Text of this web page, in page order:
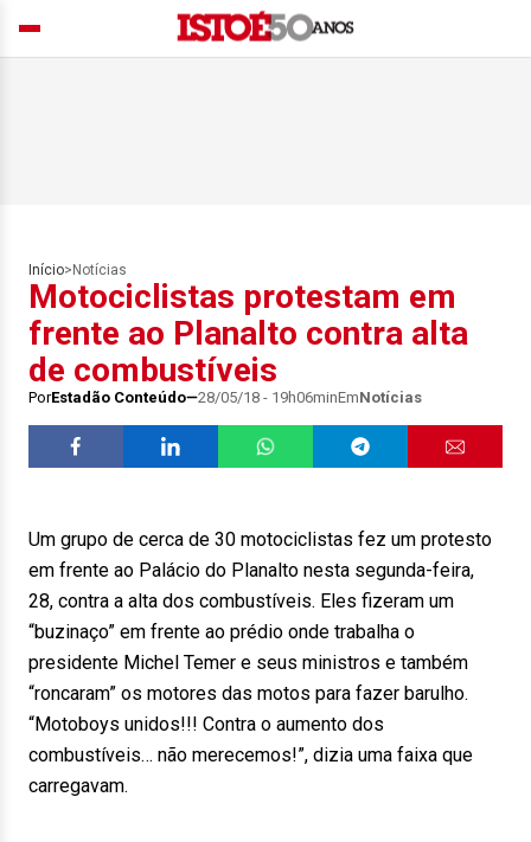
Início> Notícias
Motociclistas protestam em
frente ao Planalto contra alta
de combustíveis
PorEstadão Conteúdo 28/05/18 - 19h06minEmNotícias
Um grupo de cerca de 30 motociclistas fez um protesto
em frente ao Palácio do Planalto nesta segunda-feira,
28, contra a alta dos combustíveis. Eles fizeram um
“buzinaço” em frente ao prédio onde trabalha o
presidente Michel Temer e seus ministros e também
“roncaram” os motores das motos para fazer barulho.
“Motoboys unidos!!! Contra o aumento dos
combustíveis… não merecemos!”, dizia uma faixa que
carregavam.